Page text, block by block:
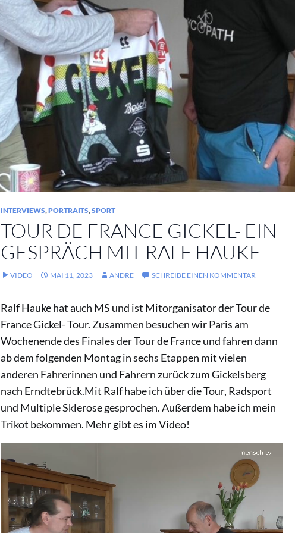
INTERVIEWS,PORTRAITS,SPORT
TOUR DE FRANCE GICKEL- EIN
GESPRÄCH MIT RALF HAUKE
VIDEO MAI 11, 2023 ANDRE SCHREIBE EINEN KOMMENTAR
Ralf Hauke hat auch MS und ist Mitorganisator der Tour de
France Gickel- Tour. Zusammen besuchen wir Paris am
Wochenende des Finales der Tour de France und fahren dann
ab dem folgenden Montag in sechs Etappen mit vielen
anderen Fahrerinnen und Fahrern zurück zum Gickelsberg
nach Erndtebrück.Mit Ralf habe ich über die Tour, Radsport
und Multiple Sklerose gesprochen. Außerdem habe ich mein
Trikot bekommen. Mehr gibt es im Video!